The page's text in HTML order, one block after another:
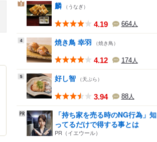
3 麟 （うなぎ）
4.19 664人
4 焼き鳥 幸羽 （焼き鳥）
4.12 174人
5 好し智 （天ぷら）
3.94 88人
「持ち家を売る時のNG行為」知
ってるだけで得する事とは
PR（イエウール）